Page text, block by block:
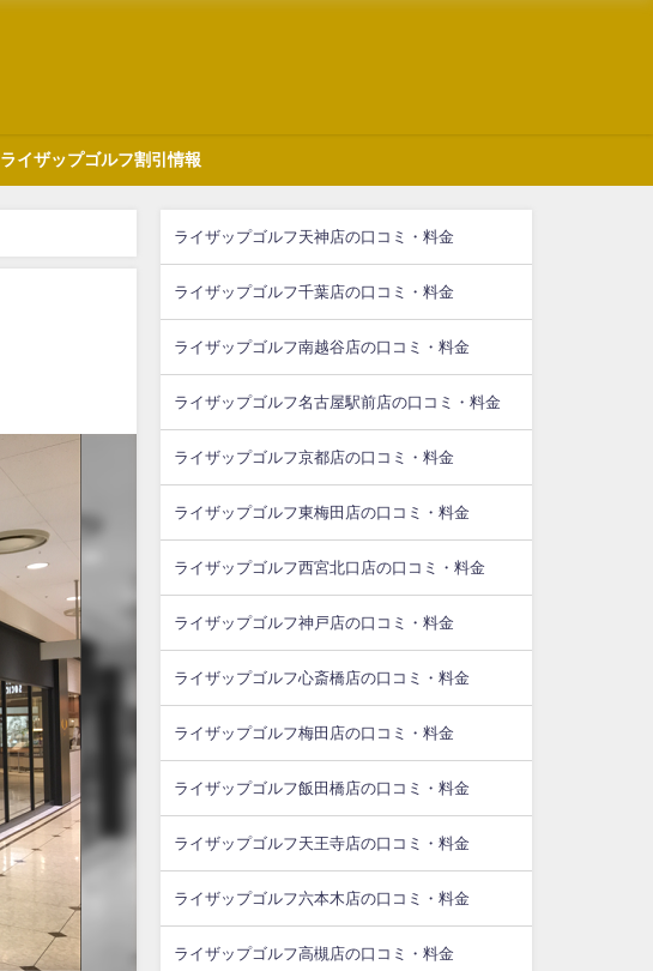
ライザップゴルフ割引情報
ライザップゴルフ天神店の口コミ・料金
ライザップゴルフ千葉店の口コミ・料金
ライザップゴルフ南越谷店の口コミ・料金
ライザップゴルフ名古屋駅前店の口コミ・料金
ライザップゴルフ京都店の口コミ・料金
ライザップゴルフ東梅田店の口コミ・料金
ライザップゴルフ西宮北口店の口コミ・料金
ライザップゴルフ神戸店の口コミ・料金
ライザップゴルフ心斎橋店の口コミ・料金
ライザップゴルフ梅田店の口コミ・料金
ライザップゴルフ飯田橋店の口コミ・料金
ライザップゴルフ天王寺店の口コミ・料金
ライザップゴルフ六本木店の口コミ・料金
ライザップゴルフ高槻店の口コミ・料金